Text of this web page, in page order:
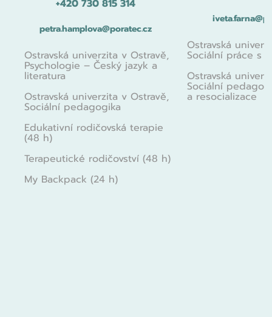
+420 730 815 314
petra.hamplova@poratec.cz
Ostravská univerzita v Ostravě,
Psychologie – Český jazyk a
literatura
Ostravská univerzita v Ostravě,
Sociální pedagogika
Edukativní rodičovská terapie
(48 h)
Terapeutické rodičovství (48 h)
My Backpack (24 h)
Ostravská
Sociální práce s
Ostravská
Sociální
a resocializace